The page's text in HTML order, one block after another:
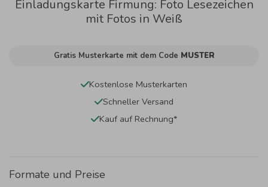
Einladungskarte Firmung: Foto Lesezeichen
mit Fotos in Weiß
Gratis Musterkarte mit dem Code MUSTER
Kostenlose Musterkarten
Schneller Versand
Kauf auf Rechnung*
Formate und Preise